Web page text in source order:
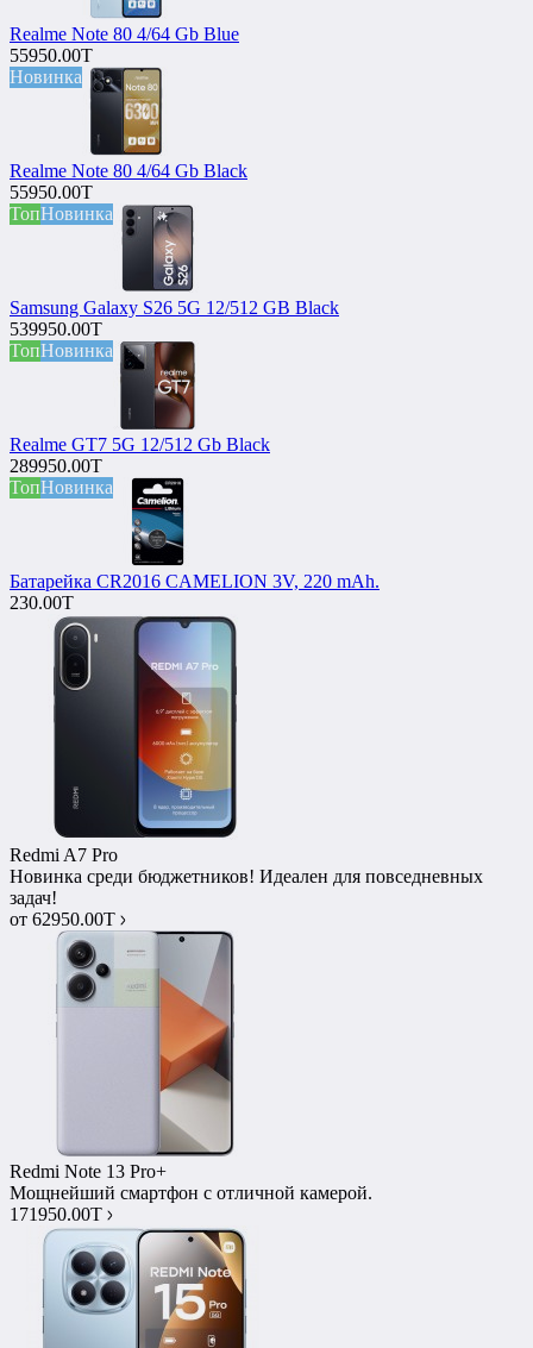
Realme Note 80 4/64 Gb Blue
55950.00T
Новинка
Realme Note 80 4/64 Gb Black
55950.00T
ТопНовинка
Samsung Galaxy S26 5G 12/512 GB Black
539950.00T
ТопНовинка
Realme GT7 5G 12/512 Gb Black
289950.00T
ТопНовинка
Батарейка CR2016 CAMELION 3V, 220 mAh.
230.00T
Redmi A7 Pro
Новинка среди бюджетников! Идеален для повседневных
задач!
от 62950.00T
Redmi Note 13 Pro+
Мощнейший смартфон с отличной камерой.
171950.00T